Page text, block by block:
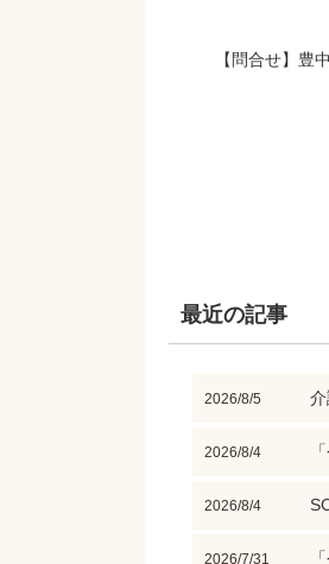
【問合せ】
最近の記事
2026/8/5
2026/8/4
2026/8/4
2026/7/31